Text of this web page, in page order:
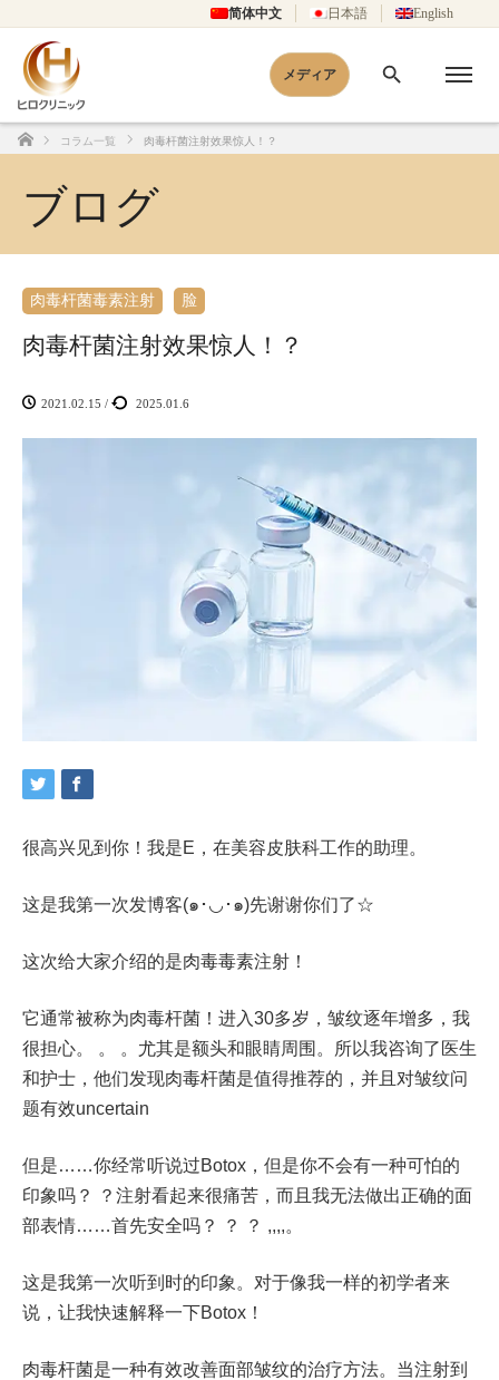
简体中文 日本語 English
メディア
Home
コラム一覧 肉毒杆菌注射效果惊人！？
ブログ
肉毒杆菌毒素注射 脸
肉毒杆菌注射效果惊人！？
2021.02.15 / 2025.01.6
很高兴见到你！我是E，在美容皮肤科工作的助理。
这是我第一次发博客(๑･◡･๑)先谢谢你们了☆
这次给大家介绍的是肉毒毒素注射！
它通常被称为肉毒杆菌！进入30多岁，皱纹逐年增多，我
很担心。 。 。尤其是额头和眼睛周围。所以我咨询了医生
和护士，他们发现肉毒杆菌是值得推荐的，并且对皱纹问
题有效uncertain
但是……你经常听说过Botox，但是你不会有一种可怕的
印象吗？ ？注射看起来很痛苦，而且我无法做出正确的面
部表情……首先安全吗？ ？ ？ ,,,,。
这是我第一次听到时的印象。对于像我一样的初学者来
说，让我快速解释一下Botox！
肉毒杆菌是一种有效改善面部皱纹的治疗方法。当注射到